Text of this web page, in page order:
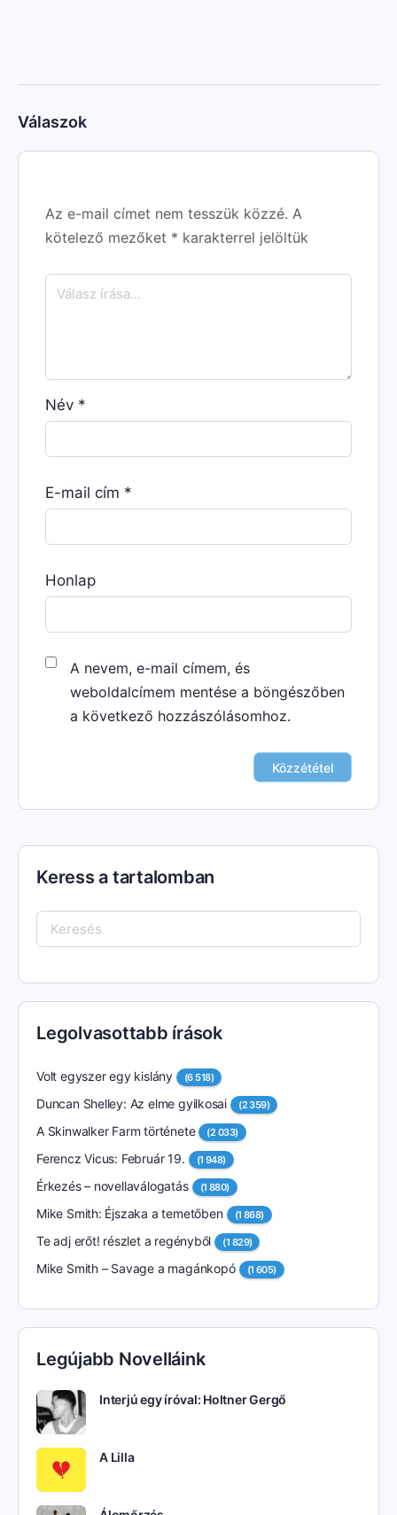
Válaszok
Az e-mail címet nem tesszük közzé. A
kötelező mezőket * karakterrel jelöltük
Név *
E-mail cím *
Honlap
A nevem, e-mail címem, és
weboldalcímem mentése a böngészőben
a következő hozzászólásomhoz.
Keress a tartalomban
Keresés:
Legolvasottabb írások
Volt egyszer egy kislány (6 518)
Duncan Shelley: Az elme gyilkosai (2 359)
A Skinwalker Farm története (2 033)
Ferencz Vicus: Február 19. (1 948)
Érkezés – novellaválogatás (1 880)
Mike Smith: Éjszaka a temetőben (1 868)
Te adj erőt! részlet a regényből (1 829)
Mike Smith – Savage a magánkopó (1 605)
Legújabb Novelláink
Interjú egy íróval: Holtner Gergő
A Lilla